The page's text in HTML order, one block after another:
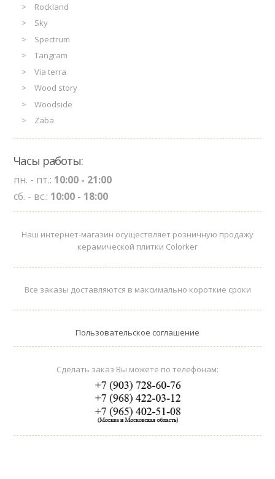
Rockland
Sky
Spectrum
Tangram
Via terra
Wood story
Woodside
Zaba
Часы работы:
пн. - пт.: 10:00 - 21:00
сб. - вс.: 10:00 - 18:00
Наш интернет-магазин осуществляет розничную продажу
керамической плитки Colorker
Все заказы доставляются в максимально короткие сроки
Пользовательское соглашение
Сделать заказ Вы можете по телефонам: